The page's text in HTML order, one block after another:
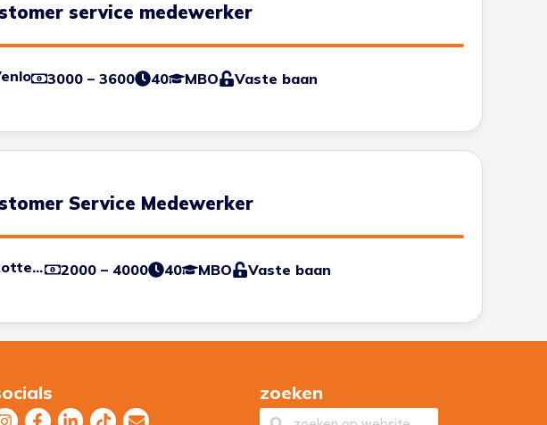
service medewerker
3000 – 3600 40 MBO Vaste baan
Service Medewerker
Rotterdam 2000 – 4000 40 MBO Vaste baan
zoeken